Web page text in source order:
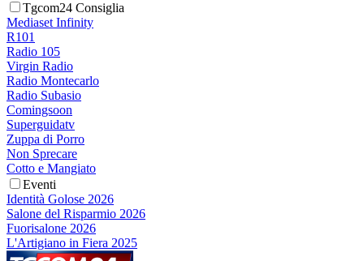
Tgcom24 Consiglia
Mediaset Infinity
R101
Radio 105
Virgin Radio
Radio Montecarlo
Radio Subasio
Comingsoon
Superguidatv
Zuppa di Porro
Non Sprecare
Cotto e Mangiato
Eventi
Identità Golose 2026
Salone del Risparmio 2026
Fuorisalone 2026
L'Artigiano in Fiera 2025